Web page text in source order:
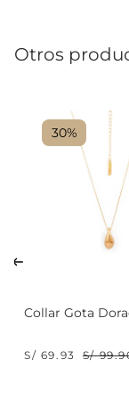
Otros
30%
Collar Gota
S/ 69.93 S/